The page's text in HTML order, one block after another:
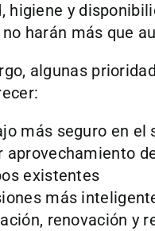
higiene y
harán más que
algunas
más seguro en el
aprovechamiento
existentes
más
renovación y